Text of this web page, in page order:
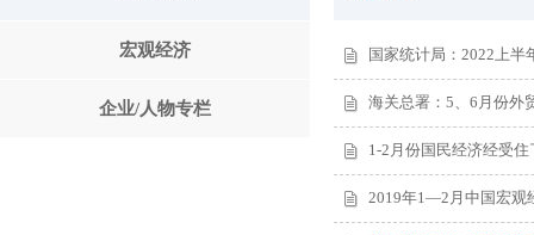
宏观经济
企业/人物专栏
国家统计局：2022上半
海关总署：5、6月份外
1-2月份国民经济经受
2019年1—2月中国宏观